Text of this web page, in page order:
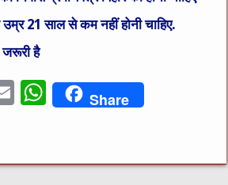
21 साल से कम नहीं होनी चाहिए.
जरूरी है
E
l
W
h
s
Share